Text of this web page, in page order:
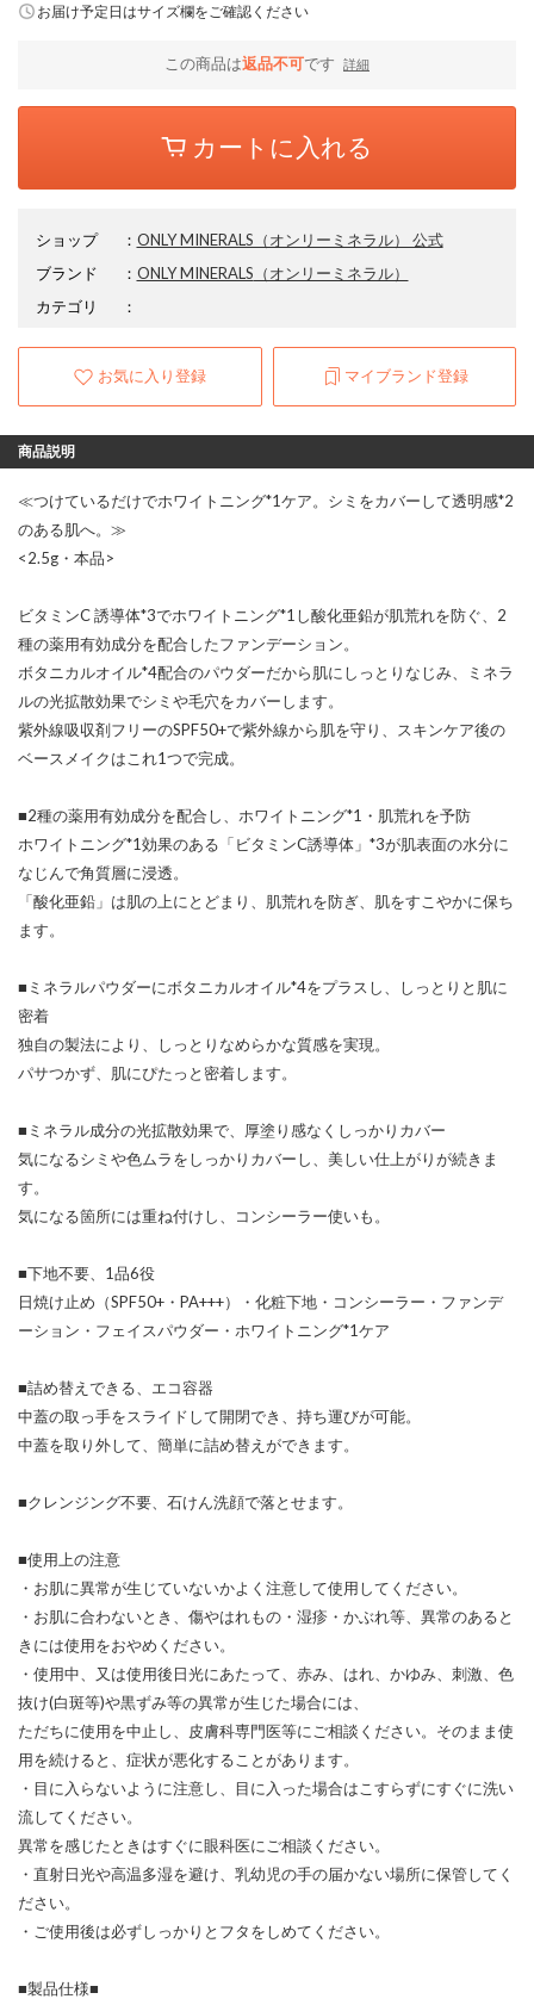
お届け予定日はサイズ欄をご確認ください
この商品は返品不可です 詳細
カートに入れる
ショップ ： ONLY MINERALS（オンリーミネラル） 公式
ブランド
： ONLY MINERALS （オンリーミネラル）
カテゴリ
：
お気に入り登録 マイブランド登録
商品説明
≪つけているだけでホワイトニング*1ケア。シミをカバーして透明感*2
のある肌へ。≫
<2.5g・本品>
ビタミンC 誘導体*3でホワイトニング*1し酸化亜鉛が肌荒れを防ぐ、2
種の薬用有効成分を配合したファンデーション。
ボタニカルオイル*4配合のパウダーだから肌にしっとりなじみ、ミネラ
ルの光拡散効果でシミや毛穴をカバーします。
紫外線吸収剤フリーのSPF50+で紫外線から肌を守り、スキンケア後の
ベースメイクはこれ1つで完成。
■2種の薬用有効成分を配合し、ホワイトニング*1・肌荒れを予防
ホワイトニング*1効果のある「ビタミンC誘導体」*3が肌表面の水分に
なじんで角質層に浸透。
「酸化亜鉛」は肌の上にとどまり、肌荒れを防ぎ、肌をすこやかに保ち
ます。
■ミネラルパウダーにボタニカルオイル*4をプラスし、しっとりと肌に
密着
独自の製法により、しっとりなめらかな質感を実現。
パサつかず、肌にぴたっと密着します。
■ミネラル成分の光拡散効果で、厚塗り感なくしっかりカバー
気になるシミや色ムラをしっかりカバーし、美しい仕上がりが続きま
す。
気になる箇所には重ね付けし、コンシーラー使いも。
■下地不要、1品6役
日焼け止め（SPF50+・PA+++）・化粧下地・コンシーラー・ファンデ
ーション・フェイスパウダー・ホワイトニング*1ケア
■詰め替えできる、エコ容器
中蓋の取っ手をスライドして開閉でき、持ち運びが可能。
中蓋を取り外して、簡単に詰め替えができます。
■クレンジング不要、石けん洗顔で落とせます。
■使用上の注意
・お肌に異常が生じていないかよく注意して使用してください。
・お肌に合わないとき、傷やはれもの・湿疹・かぶれ等、異常のあると
きには使用をおやめください。
・使用中、又は使用後日光にあたって、赤み、はれ、かゆみ、刺激、色
抜け(白斑等)や黒ずみ等の異常が生じた場合には、
ただちに使用を中止し、皮膚科専門医等にご相談ください。そのまま使
用を続けると、症状が悪化することがあります。
・目に入らないように注意し、目に入った場合はこすらずにすぐに洗い
流してください。
異常を感じたときはすぐに眼科医にご相談ください。
・直射日光や高温多湿を避け、乳幼児の手の届かない場所に保管してく
ださい。
・ご使用後は必ずしっかりとフタをしめてください。
■製品仕様■